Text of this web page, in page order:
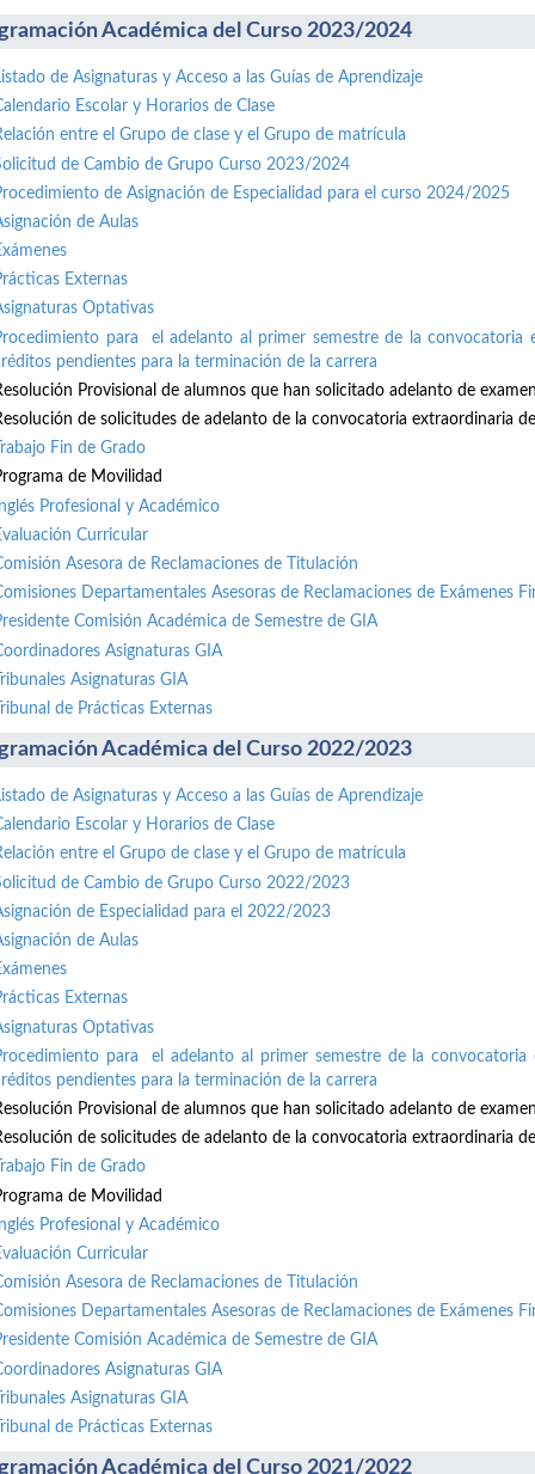
Académica del Curso 2023/2024
de Asignaturas y Acceso a las Guías de Aprendizaje
Escolar y Horarios de Clase
entre el Grupo de clase y el Grupo de matrícula
de Cambio de Grupo Curso 2023/2024
de Asignación de Especialidad para el curso 2024/2025
de Aulas
Externas
Optativas
para el adelanto al primer semestre de la
pendientes para la terminación de la carrera
Provisional de alumnos que han solicitado adelanto de examen
de solicitudes de adelanto de la convocatoria extraordinaria
Fin de Grado
de Movilidad
Profesional y Académico
Curricular
Asesora de Reclamaciones de Titulación
Departamentales Asesoras de Reclamaciones de Exámenes
Comisión Académica de Semestre de GIA
Asignaturas GIA
Asignaturas GIA
de Prácticas Externas
Académica del Curso 2022/2023
de Asignaturas y Acceso a las Guías de Aprendizaje
Escolar y Horarios de Clase
entre el Grupo de clase y el Grupo de matrícula
de Cambio de Grupo Curso 2022/2023
de Especialidad para el 2022/2023
de Aulas
Externas
Optativas
para el adelanto al primer semestre de la
pendientes para la terminación de la carrera
Provisional de alumnos que han solicitado adelanto de examen
de solicitudes de adelanto de la convocatoria extraordinaria
Fin de Grado
de Movilidad
Profesional y Académico
Curricular
Asesora de Reclamaciones de Titulación
Departamentales Asesoras de Reclamaciones de Exámenes
Comisión Académica de Semestre de GIA
Asignaturas GIA
Asignaturas GIA
de Prácticas Externas
Académica del Curso 2021/2022